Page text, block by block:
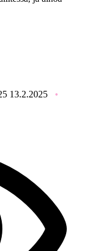
13.2.2025